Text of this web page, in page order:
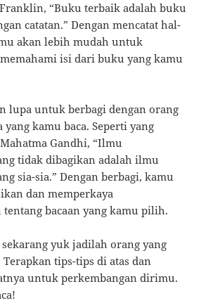
“Buku terbaik adalah buku
catatan.” Dengan mencatat hal-
akan lebih mudah untuk
isi dari buku yang kamu
lupa untuk berbagi dengan orang
yang kamu baca. Seperti yang
Gandhi, “Ilmu
tidak dibagikan adalah ilmu
sia-sia.” Dengan berbagi, kamu
dan memperkaya
tentang bacaan yang kamu pilih.
yuk jadilah orang yang
tips-tips di atas dan
untuk perkembangan dirimu.